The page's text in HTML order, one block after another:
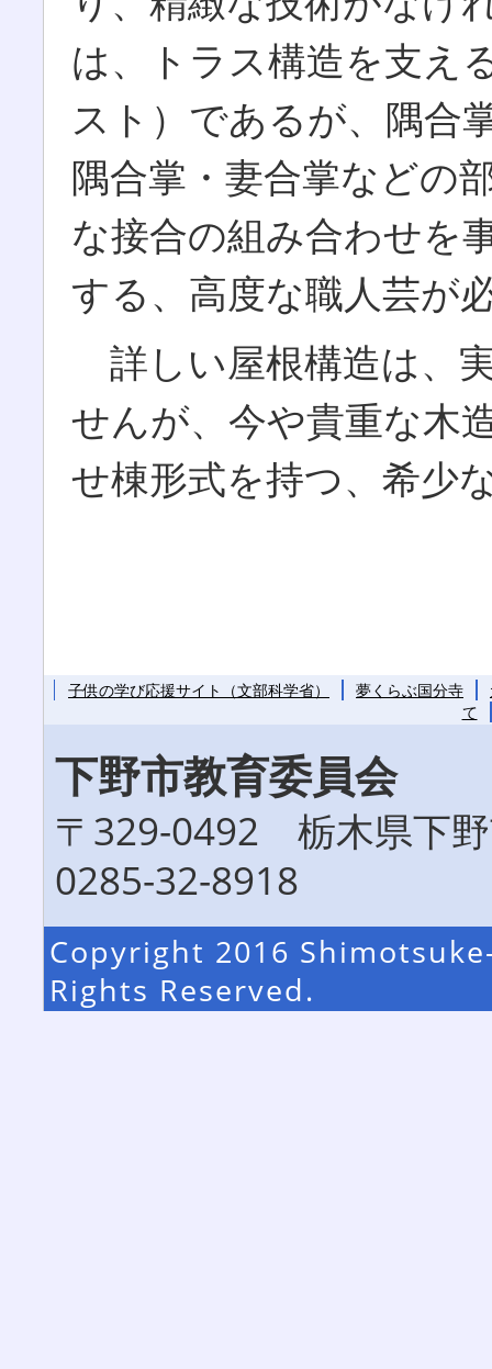
は、トラス構造を支え
スト）であるが、隅合
隅合掌・妻合掌などの
な接合の組み合わせを
する、高度な職人芸が
詳しい屋根構造は、
せんが、今や貴重な木
せ棟形式を持つ、希少
子供の学び応援サイト（文部科学省） 夢くらぶ国分寺
て
下野市教育委員会
〒329-0492 栃木県下
0285-32-8918
Copyright 2016
Rights Reserved.